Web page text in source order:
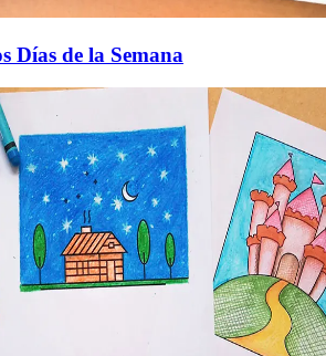
Días de la Semana